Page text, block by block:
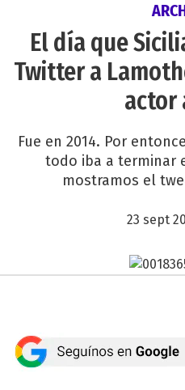
El día que
Twitter a
actor
Fue en 2014. Por
todo iba a terminar
mostramos el
23 sept